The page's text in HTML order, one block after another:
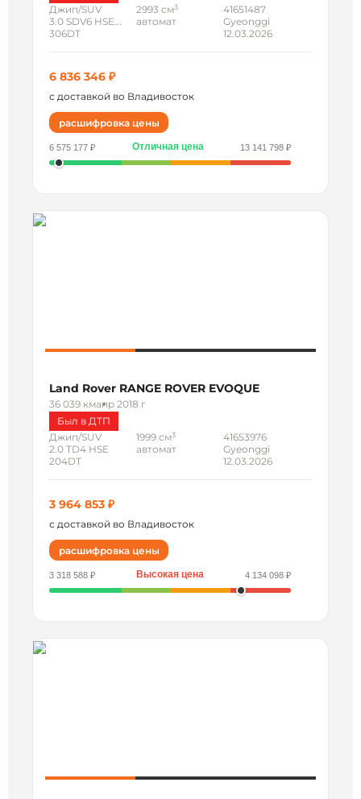
Джип/SUV
3.0 SDV6 HSE...
306DT
2993 см3
автомат
41651487
Gyeonggi
12.03.2026
6 836 346 ₽
с доставкой во Владивосток
расшифровка цены
6 575 177 ₽ Отличная цена 13 141 798 ₽
Land Rover RANGE ROVER EVOQUE
36 039 кмапр 2018 г
Был в ДТП
Джип/SUV
2.0 TD4 HSE
204DT
1999 см3
автомат
41653976
Gyeonggi
12.03.2026
3 964 853 ₽
с доставкой во Владивосток
расшифровка цены
3 318 588 ₽ Высокая цена 4 134 098 ₽